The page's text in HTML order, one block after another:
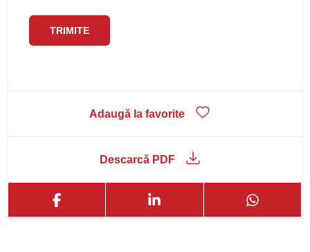
Adaugă la favorite
Descarcă PDF